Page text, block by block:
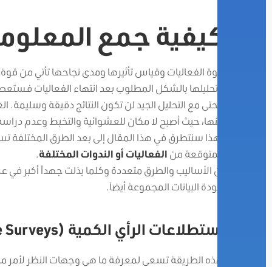
كيفية جمع
قوة الفعاليات وقياس تأثيرها ومدى نجاحها تأتي من
وتحليلها بالشكل المطلوب بعد انتهاء الفعاليات
فحتى مع التحليل الجيد لن تكون النتائج دقيقة
منها، حيث أصبح لا مكان للعشوائية والتخبط وعدم
لهذا سنتطرق في هذا المقال إلى بعد الطرق المختلفة
المتوقعة من الفعاليات أو الندوات المختلفة.
أن الأساليب والطرق متعددة وكلما بذلت جهداً أكبر
جودة البيانات المجموعة أيضاَ.
استطلاعات الرأي الكمية (Quantitative Surveys)
هذه الطريقة تسعى لمعرفة ما هي وجهات النظر لأمر